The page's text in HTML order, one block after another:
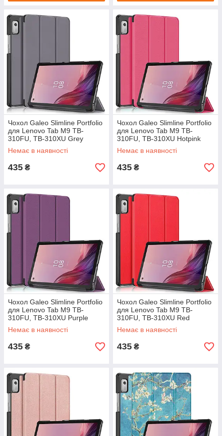
Чохол Galeo Slimline Portfolio
для Lenovo Tab M9 TB-
310FU, TB-310XU Grey
Немає в наявності
435 ₴
Чохол Galeo Slimline Portfolio
для Lenovo Tab M9 TB-
310FU, TB-310XU Hotpink
Немає в наявності
435 ₴
Чохол Galeo Slimline Portfolio
для Lenovo Tab M9 TB-
310FU, TB-310XU Purple
Немає в наявності
435 ₴
Чохол Galeo Slimline Portfolio
для Lenovo Tab M9 TB-
310FU, TB-310XU Red
Немає в наявності
435 ₴